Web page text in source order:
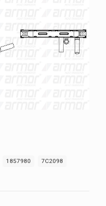
1857980
7C2098